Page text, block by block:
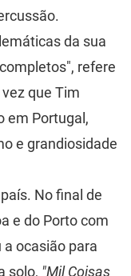
da sua
refere
que Tim
em Portugal,
e grandiosidade
No final de
e do Porto com
a ocasião para
solo, "Mil Coisas